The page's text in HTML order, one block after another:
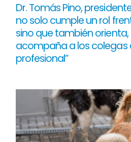
Dr. Tomás Pino, presidente
no solo cumple un rol
sino que también
acompaña a los colegas
profesional”